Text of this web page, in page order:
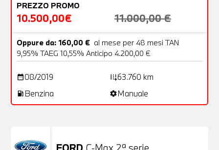
PREZZO PROMO
10.500,00€ 11.000,00 €
Oppure da: 160,00 € al mese per 48 mesi TAN
9,95% TAEG 10,55% Anticipo 4.200,00 €
date_range08/2019 add_road63.760 km
local_gas_station Benzina settingsManuale